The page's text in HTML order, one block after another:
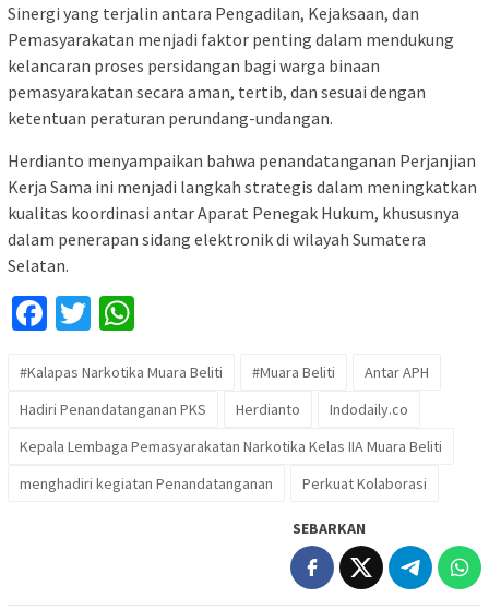
Sinergi yang terjalin antara Pengadilan, Kejaksaan, dan
Pemasyarakatan menjadi faktor penting dalam mendukung
kelancaran proses persidangan bagi warga binaan
pemasyarakatan secara aman, tertib, dan sesuai dengan
ketentuan peraturan perundang-undangan.
Herdianto menyampaikan bahwa penandatanganan Perjanjian
Kerja Sama ini menjadi langkah strategis dalam meningkatkan
kualitas koordinasi antar Aparat Penegak Hukum, khususnya
dalam penerapan sidang elektronik di wilayah Sumatera
Selatan.
Facebook
Twitter
#Kalapas Narkotika Muara Beliti #Muara Beliti
Antar APH
Hadiri Penandatanganan PKS
Herdianto
Indodaily.co
Kepala Lembaga Pemasyarakatan Narkotika Kelas IIA Muara Beliti
menghadiri kegiatan Penandatanganan
Perkuat Kolaborasi
SEBARKAN